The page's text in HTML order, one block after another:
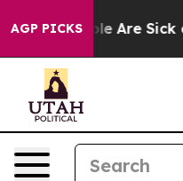
AGP PICKS
“People Are Sick